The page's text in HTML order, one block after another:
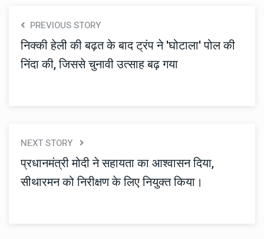
PREVIOUS STORY
निक्की हेली की बढ़त के बाद ट्रंप ने 'घोटाला' पोल की
निंदा की, जिससे चुनावी उत्साह बढ़ गया
NEXT STORY
प्रधानमंत्री मोदी ने सहायता का आश्वासन दिया,
सीथारमन को निरीक्षण के लिए नियुक्त किया।